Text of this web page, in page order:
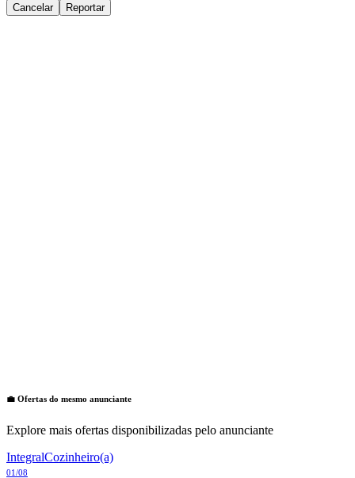
Cancelar Reportar
💼 Ofertas do mesmo anunciante
Explore mais ofertas disponibilizadas pelo anunciante
IntegralCozinheiro(a)
01/08